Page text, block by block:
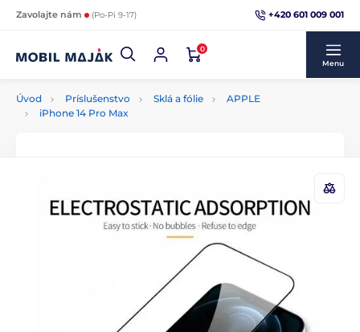
Zavolajte nám (Po-Pi 9-17) +420 601 009 001
0
Menu
Úvod Príslušenstvo Sklá a fólie
APPLE
iPhone 14 Pro Max